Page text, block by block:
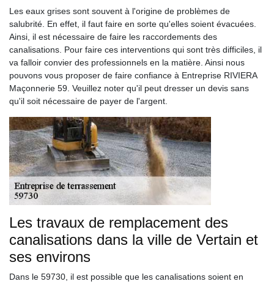
Les eaux grises sont souvent à l'origine de problèmes de
salubrité. En effet, il faut faire en sorte qu'elles soient évacuées.
Ainsi, il est nécessaire de faire les raccordements des
canalisations. Pour faire ces interventions qui sont très difficiles, il
va falloir convier des professionnels en la matière. Ainsi nous
pouvons vous proposer de faire confiance à Entreprise RIVIERA
Maçonnerie 59. Veuillez noter qu'il peut dresser un devis sans
qu'il soit nécessaire de payer de l'argent.
Les travaux de remplacement des
canalisations dans la ville de Vertain et
ses environs
Dans le 59730, il est possible que les canalisations soient en